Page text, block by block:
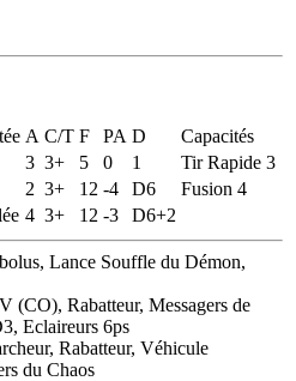
A C/T F PA D
Capacités
3 3+ 5 0 1
Tir Rapide 3
2 3+ 12 -4 D6
Fusion 4
4 3+ 12 -3 D6+2
Lance Souffle du Démon,
(CO), Rabatteur, Messagers de
Eclaireurs 6ps
Rabatteur, Véhicule
du Chaos